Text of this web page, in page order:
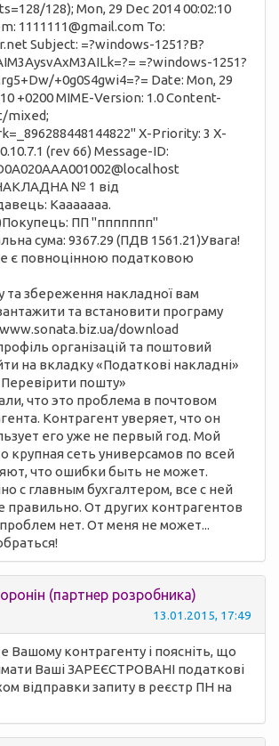
128); Mon, 29 Dec 2014 00:02:10
1111111@gmail.com To:
Subject: =?windows-1251?B?
=?windows-1251?
+0g0S4gwi4=?= Date: Mon, 29
+0200 MIME-Version: 1.0 Content-
mixed;
X-Priority: 3 X-
(rev 66) Message-ID:
№ 1 від
Кааааааа.
ПП "ппппппп"
сума: 9367.29 (ПДВ 1561.21)Увага!
є повноцінною податковою
та збереження накладної вам
та встановити програму
download
організацій та поштовий
на вкладку «Податкові накладні»
пошту»
что это проблема в почтовом
Контрагент уверяет, что он
его уже не первый год. Мой
крупная сеть универсамов по всей
что ошибки быть не может.
с главным бухгалтером, все с ней
правильно. От других контрагентов
нет. От меня не может...
(партнер розробника)
13.01.2015, 17:49
Вашому контрагенту і поясніть, що
Ваші ЗАРЕЄСТРОВАНІ податкові
відправки запиту в реєстр ПН на